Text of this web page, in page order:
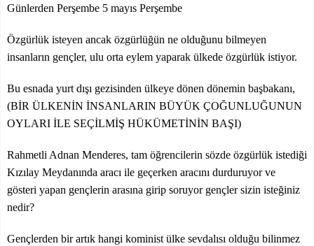
Günlerden Perşembe 5 mayıs Perşembe
Özgürlük isteyen ancak özgürlüğün ne olduğunu bilmeyen
insanların gençler, ulu orta eylem yaparak ülkede özgürlük istiyor.
Bu esnada yurt dışı gezisinden ülkeye dönen dönemin başbakanı,
(BİR ÜLKENİN İNSANLARIN BÜYÜK ÇOĞUNLUĞUNUN
OYLARI İLE SEÇİLMİŞ HÜKÜMETİNİN BAŞI)
Rahmetli Adnan Menderes, tam öğrencilerin sözde özgürlük istediği
Kızılay Meydanında aracı ile geçerken aracını durduruyor ve
gösteri yapan gençlerin arasına girip soruyor gençler sizin isteğiniz
nedir?
Gençlerden bir artık hangi kominist ülke sevdalısı olduğu bilinmez